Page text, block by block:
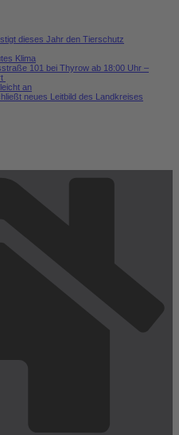
dieses Jahr den Tierschutz
Klima
101 bei Thyrow ab 18:00 Uhr –
an
neues Leitbild des Landkreises